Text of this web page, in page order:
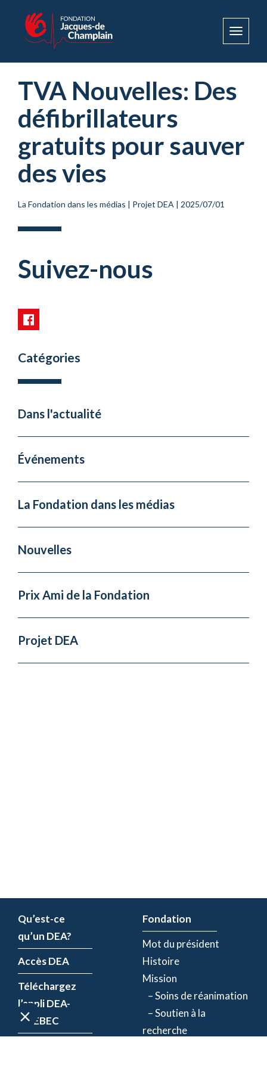
Toggle
TVA Nouvelles: Des
défibrillateurs
gratuits pour sauver
des vies
La Fondation dans les médias | Projet DEA | 2025/07/01
Suivez-nous
Catégories
Dans l'actualité
Événements
La Fondation dans les médias
Nouvelles
Prix Ami de la Fondation
Projet DEA
Qu’est-ce
qu’un DEA?
Accès DEA
Téléchargez
l’appli DEA-
QUÉBEC
Fondation
Mot du président
Histoire
Mission
– Soins de réanimation
– Soutien à la
recherche